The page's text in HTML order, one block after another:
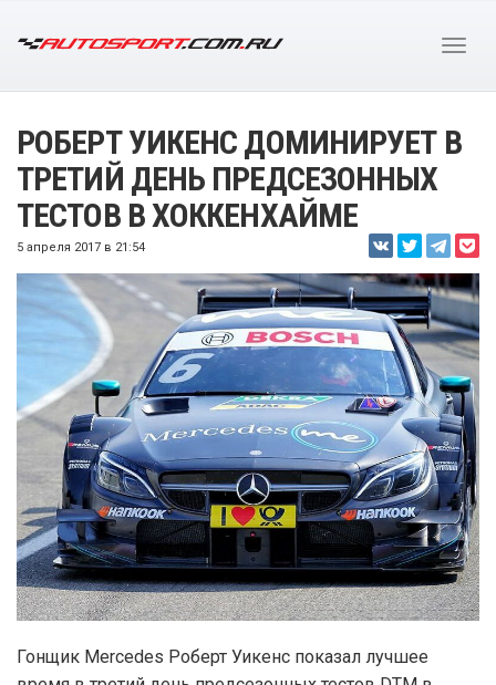
РОБЕРТ УИКЕНС ДОМИНИРУЕТ В
ТРЕТИЙ ДЕНЬ ПРЕДСЕЗОННЫХ
ТЕСТОВ В ХОККЕНХАЙМЕ
5 апреля 2017 в 21:54
Гонщик Mercedes Роберт Уикенс показал лучшее